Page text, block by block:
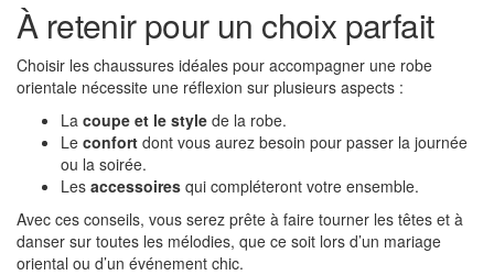
À retenir pour un choix parfait
Choisir les chaussures idéales pour accompagner une robe
orientale nécessite une réflexion sur plusieurs aspects :
La coupe et le style de la robe.
Le confort dont vous aurez besoin pour passer la journée
ou la soirée.
Les accessoires qui compléteront votre ensemble.
Avec ces conseils, vous serez prête à faire tourner les têtes et à
danser sur toutes les mélodies, que ce soit lors d’un mariage
oriental ou d’un événement chic.